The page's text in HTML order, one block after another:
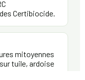
Certibiocide.
mitoyennes
tuile, ardoise